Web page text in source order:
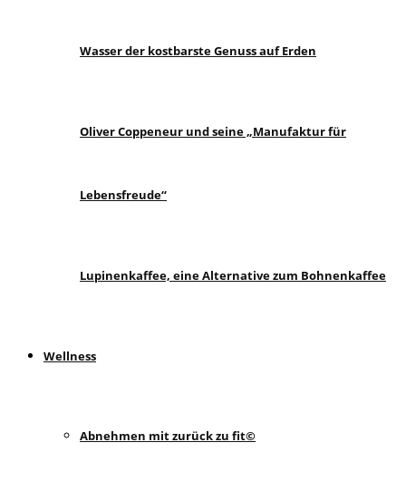
Wasser der kostbarste Genuss auf Erden
Oliver Coppeneur und seine „Manufaktur für
Lebensfreude“
Lupinenkaffee, eine Alternative zum Bohnenkaffee
Wellness
Abnehmen mit zurück zu fit©